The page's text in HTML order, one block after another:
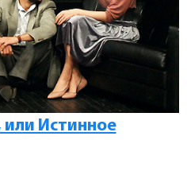
Истинное